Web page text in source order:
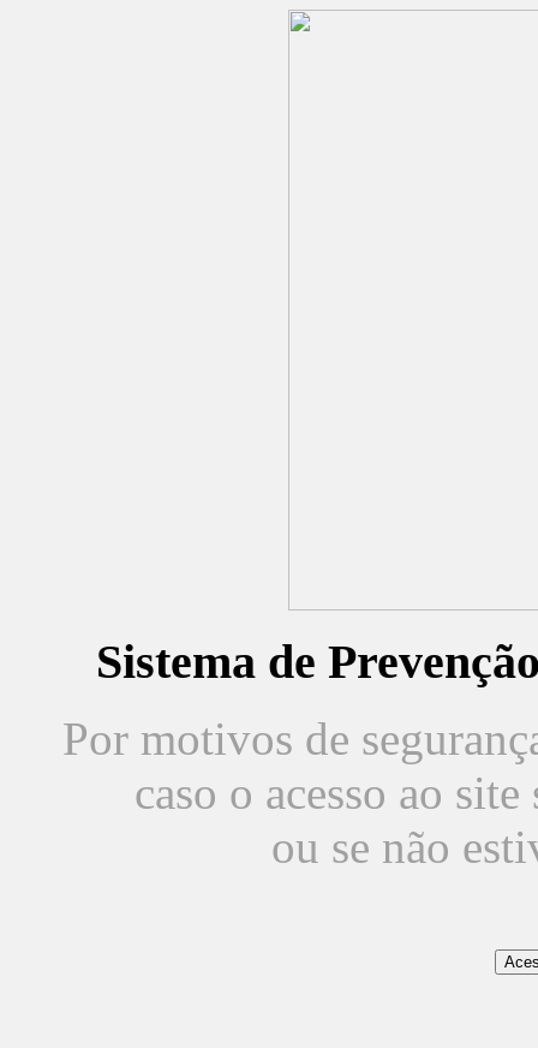
Sistema de
Por motivos de
caso o acesso ao
ou se não